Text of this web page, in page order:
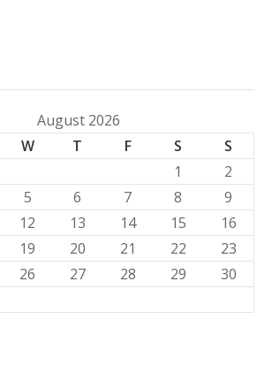
August 2026
W T F S
S
1
2
5 6 7 8
9
12 13 14 15
16
19 20 21 22
23
26 27 28 29
30